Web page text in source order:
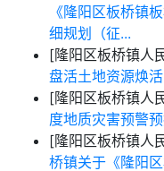
《隆阳区板桥镇
细规划（征...
[隆阳区板桥镇人
盘活土地资源焕
[隆阳区板桥镇人
度地质灾害预警
[隆阳区板桥镇人
桥镇关于《隆阳